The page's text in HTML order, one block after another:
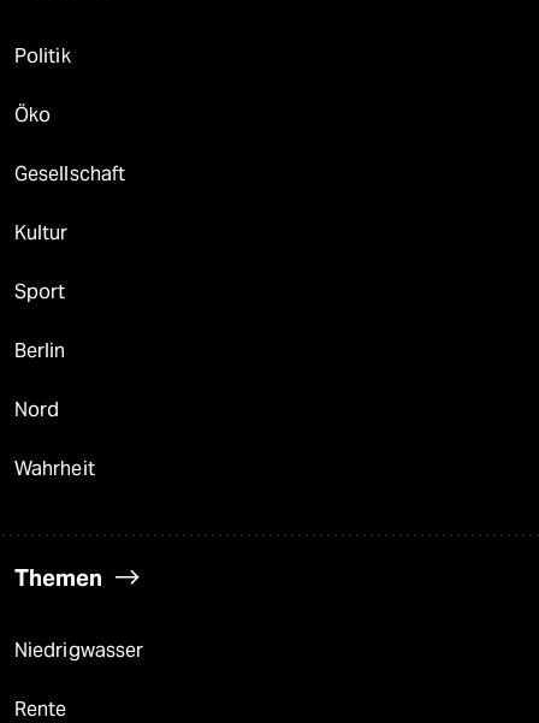
Politik
Öko
Gesellschaft
Kultur
Sport
Berlin
Nord
Wahrheit
Themen
Niedrigwasser
Rente